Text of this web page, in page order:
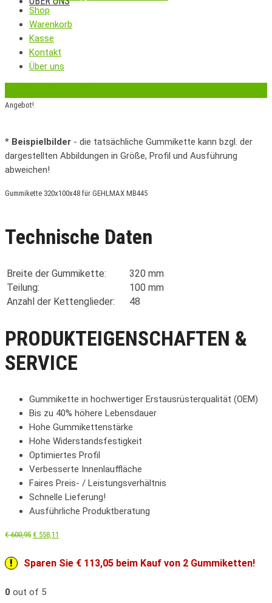
Shop
Warenkorb
Kasse
Kontakt
Über uns
Angebot!
* Beispielbilder - die tatsächliche Gummikette kann bzgl. der
dargestellten Abbildungen in Größe, Profil und Ausführung
abweichen!
Gummikette 320x100x48 für GEHLMAX MB445
Technische Daten
Breite der Gummikette:
320 mm
Teilung:
100 mm
Anzahl der Kettenglieder:
48
PRODUKTEIGENSCHAFTEN &
SERVICE
Gummikette in hochwertiger Erstausrüsterqualität (OEM)
Bis zu 40% höhere Lebensdauer
Hohe Gummikettenstärke
Hohe Widerstandsfestigkeit
Optimiertes Profil
Verbesserte Innenlauffläche
Faires Preis- / Leistungsverhältnis
Schnelle Lieferung!
Ausführliche Produktberatung
€600,95 € 558,11
Sparen Sie € 113,05 beim Kauf von 2 Gummiketten!
0 out of 5